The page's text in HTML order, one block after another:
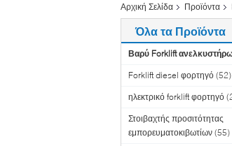
Αρχική Σελίδα Προϊόντα
Όλα τα Προϊόντα
Βαρύ Forklift
Forklift diesel φορτηγό (52)
ηλεκτρικό forklift φορτηγό
Στοιβαχτής προσιτότητας
εμπορευματοκιβωτίων (55)